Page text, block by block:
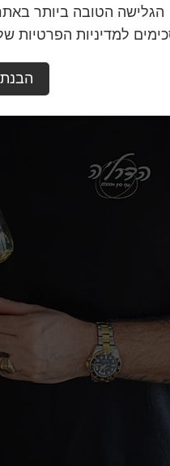
הגלישה הטובה ביותר
למדיניות הפרטיות